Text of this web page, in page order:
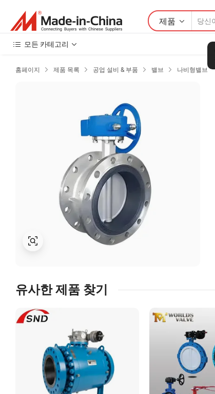
제품
모든 카테고리
홈페이지  제품 목록  공업 설비 & 부품  밸브  나비형밸브
유사한 제품 찾기